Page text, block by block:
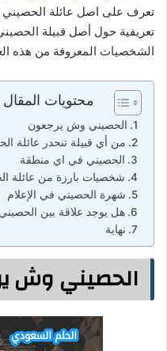
تعرف على اصل عائلة
تعريفية حول أصل قبيلة
الشخصيات المعروفة من هذه
محتويات المقال
الحصيني وش يرجعون
من أي قبيلة تنحدر عائلة
الحصيني في اي منطقة
شخصيات بارزة من عائلة
شهرة الحصيني في الإعلام
هل يوجد علاقة بين
نهاية
الحصيني وش